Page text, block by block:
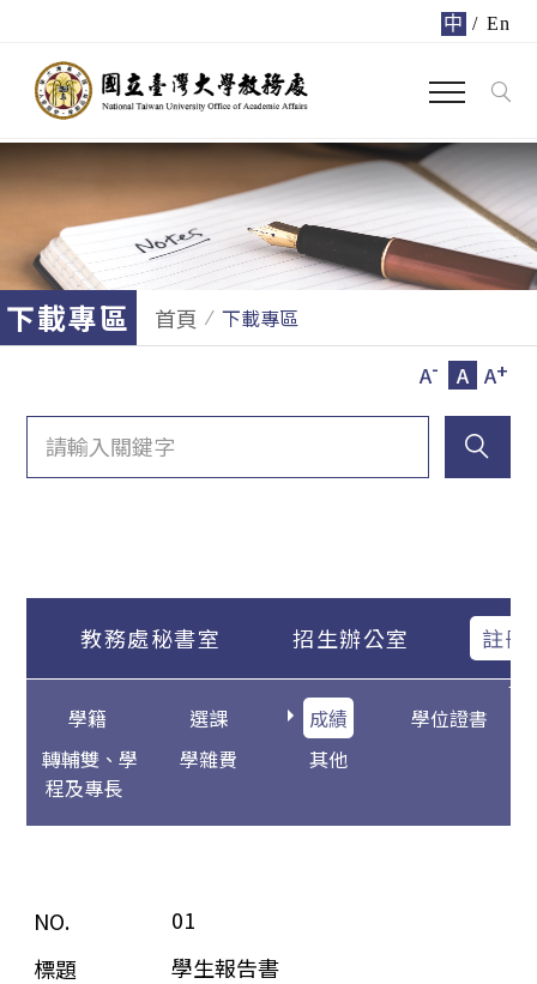
中 / En
下載專區 首頁
下載專區
A- A A+
教務處秘書室 招生辦公室 註冊
學籍 選課 成績
學位證書
轉輔雙、學
程及專長
學雜費 其他
01
學生報告書